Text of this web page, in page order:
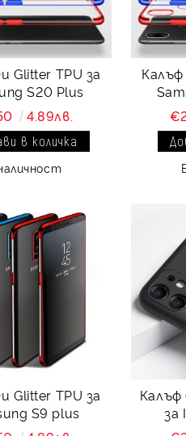
Glitter TPU за
S20 Plus
4.89лв.
Калъф
Glitter TPU за
S9 plus
Калъф
за